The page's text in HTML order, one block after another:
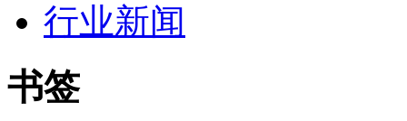
行业新闻
书签